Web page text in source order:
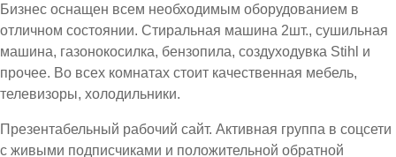
Бизнес оснащен всем необходимым оборудованием в
отличном состоянии. Стиральная машина 2шт., сушильная
машина, газонокосилка, бензопила, создуходувка Stihl и
прочее. Во всех комнатах стоит качественная мебель,
телевизоры, холодильники.
Презентабельный рабочий сайт. Активная группа в соцсети
с живыми подписчиками и положительной обратной